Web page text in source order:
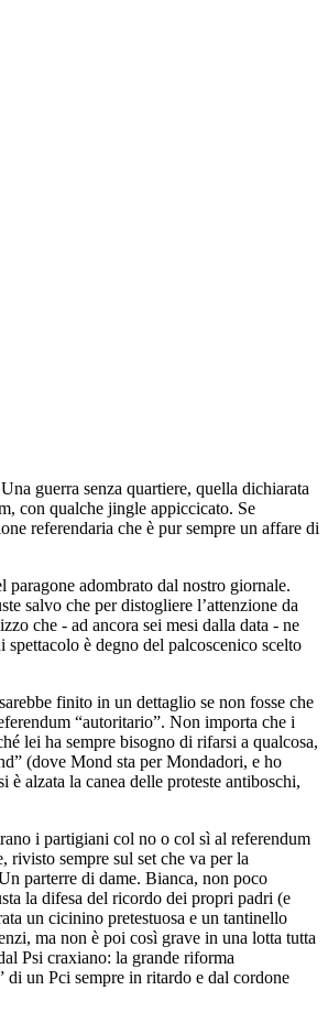
guerra senza quartiere, quella dichiarata
con qualche jingle appiccicato. Se
referendaria che è pur sempre un affare di
adombrato dal nostro giornale.
salvo che per distogliere l’attenzione da
che - ad ancora sei mesi dalla data - ne
è degno del palcoscenico scelto
finito in un dettaglio se non fosse che
“autoritario”. Non importa che i
lei ha sempre bisogno di rifarsi a qualcosa,
(dove Mond sta per Mondadori, e ho
alzata la canea delle proteste antiboschi,
i partigiani col no o col sì al referendum
rivisto sempre sul set che va per la
parterre di dame. Bianca, non poco
la difesa del ricordo dei propri padri (e
un cicinino pretestuosa e un tantinello
ma non è poi così grave in una lotta tutta
Psi craxiano: la grande riforma
di un Pci sempre in ritardo e dal cordone